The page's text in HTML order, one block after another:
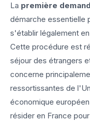
La première
démarche essentielle
s'établir légalement
Cette procédure est
séjour des étrangers
concerne
ressortissantes de
économique
résider en France